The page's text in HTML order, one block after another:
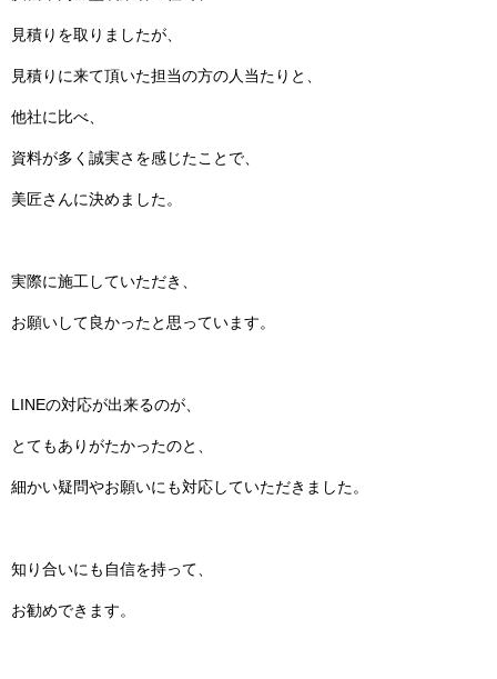
見積りを取りましたが、
見積りに来て頂いた担当の方の人当たりと、
他社に比べ、
資料が多く誠実さを感じたことで、
美匠さんに決めました。
実際に施工していただき、
お願いして良かったと思っています。
LINEの対応が出来るのが、
とてもありがたかったのと、
細かい疑問やお願いにも対応していただきました。
知り合いにも自信を持って、
お勧めできます。